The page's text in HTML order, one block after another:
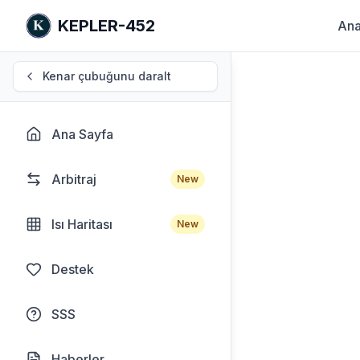
KEPLER-452
Kenar çubuğunu daralt
Ana Sayfa
Arbitraj New
Isı Haritası New
Destek
SSS